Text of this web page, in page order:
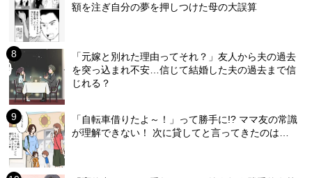
額を注ぎ自分の夢を押しつけた母の大誤算
「元嫁と別れた理由ってそれ？」友人から夫の過去
を突っ込まれ不安…信じて結婚した夫の過去まで信
じれる？
「自転車借りたよ～！」って勝手に!? ママ友の常識
が理解できない！ 次に貸してと言ってきたのは…